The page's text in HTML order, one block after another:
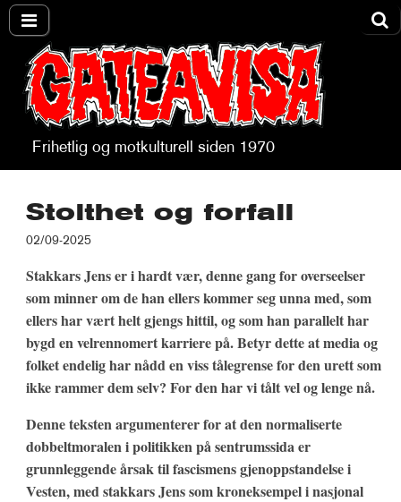
Gateavisa
Frihetlig og motkulturell siden 1970
Stolthet og forfall
02/09-2025
Stakkars Jens er i hardt vær, denne gang for overseelser
som minner om de han ellers kommer seg unna med, som
ellers har vært helt gjengs hittil, og som han parallelt har
bygd en velrennomert karriere på. Betyr dette at media og
folket endelig har nådd en viss tålegrense for den urett som
ikke rammer dem selv? For den har vi tålt vel og lenge nå.
Denne teksten argumenterer for at den normaliserte
dobbeltmoralen i politikken på sentrumssida er
grunnleggende årsak til fascismens gjenoppstandelse i
Vesten, med stakkars Jens som kroneksempel i nasjonal